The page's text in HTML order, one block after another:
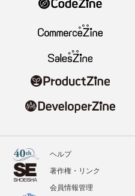
ヘルプ
著作権・リンク
会員情報管理